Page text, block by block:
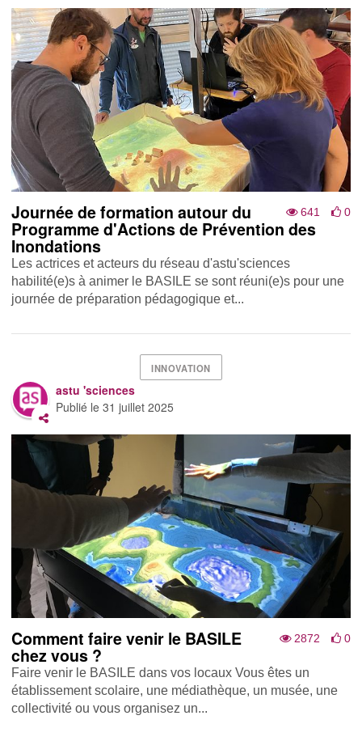
641 0
Journée de formation autour du
Programme d'Actions de Prévention des
Inondations
Les actrices et acteurs du réseau d'astu'sciences
habilité(e)s à animer le BASILE se sont réuni(e)s pour une
journée de préparation pédagogique et...
INNOVATION
astu 'sciences
Publié le31 juillet 2025
2872 0
Comment faire venir le BASILE
chez vous ?
Faire venir le BASILE dans vos locaux Vous êtes un
établissement scolaire, une médiathèque, un musée, une
collectivité ou vous organisez un...